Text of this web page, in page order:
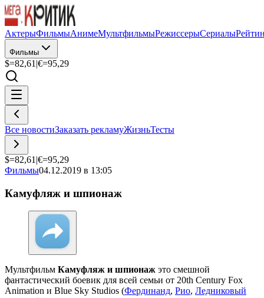
АктерыФильмыАнимеМультфильмыРежиссерыСериалы
Фильмы
$=82,61 |€=95,29
Все новостиЗаказать рекламуЖизньТесты
$=82,61 |€=95,29
Фильмы04.12.2019 в 13:05
Камуфляж и шпионаж
Мультфильм Камуфляж и шпионаж это смешной
фантастический боевик для всей семьи от 20th Century Fox
Animation и Blue Sky Studios (Фердинанд, Рио, Ледниковый